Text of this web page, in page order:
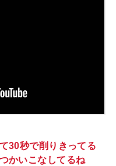
30秒で削りきってる
かいこなしてるね